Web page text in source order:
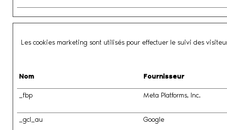
Les cookies marketing sont utilisés pour effectuer le suivi des
Nom Fournisseur
_fbp Meta Platforms, Inc.
_gcl_au Google